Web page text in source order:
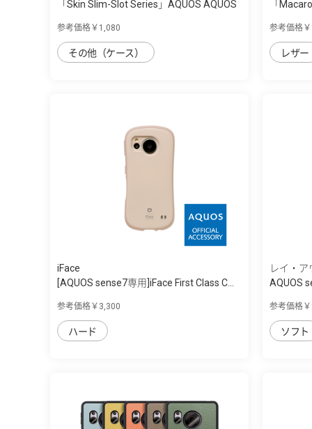
「Skin Slim-Slot Series」AQUOS AQUOS
参考価格￥1,080
その他（ケース）
「
参考価格
レザー
iFace
[AQUOS sense7専用]iFace First Class C...
参考価格￥3,300
ハード
レイ・ア
AQUOS
参考価格
ソフト